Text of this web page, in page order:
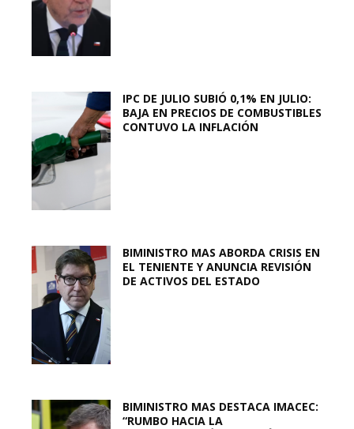
IPC DE JULIO SUBIÓ 0,1% EN JULIO:
BAJA EN PRECIOS DE COMBUSTIBLES
CONTUVO LA INFLACIÓN
BIMINISTRO MAS ABORDA CRISIS EN
EL TENIENTE Y ANUNCIA REVISIÓN
DE ACTIVOS DEL ESTADO
BIMINISTRO MAS DESTACA IMACEC:
“RUMBO HACIA LA